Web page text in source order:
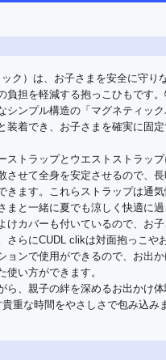
ク）は、お子さまを安全に守り
負担を軽減する抱っこひもです
シンプル構造の「マグネティッ
装着でき、お子さまを確実に固
ストラップとウエストストラッ
させて全身を安定させるので、長
きます。これらストラップは通
まと一緒に夏でも涼しく快適に過
けカバーも付いているので、お子
さらにCUDL clikは対面抱っこや
ョンで使用ができるので、お出
使い方ができます。
ら、親子の絆を深めるお出かけ
重な時間をやさしさで包み込み